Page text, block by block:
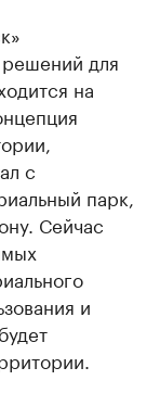
для
на
с
парк,
Сейчас
и